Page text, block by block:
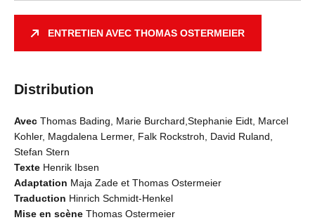
ENTRETIEN AVEC THOMAS OSTERMEIER
Distribution
Avec Thomas Bading, Marie Burchard,Stephanie Eidt, Marcel
Kohler, Magdalena Lermer, Falk Rockstroh, David Ruland,
Stefan Stern
Texte Henrik Ibsen
Adaptation Maja Zade et Thomas Ostermeier
Traduction Hinrich Schmidt-Henkel
Mise en scène Thomas Ostermeier